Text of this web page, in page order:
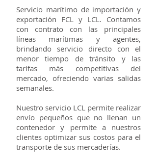
Servicio marítimo de importación y
exportación FCL y LCL. Contamos
con contrato con las principales
líneas marítimas y agentes,
brindando servicio directo con el
menor tiempo de tránsito y las
tarifas más competitivas del
mercado, ofreciendo varias salidas
semanales.
Nuestro servicio LCL permite realizar
envío pequeños que no llenan un
contenedor y permite a nuestros
clientes optimizar sus costos para el
transporte de sus mercaderías.